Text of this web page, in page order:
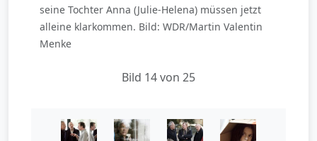
seine Tochter Anna (Julie-Helena) müssen jetzt
alleine klarkommen. Bild: WDR/Martin Valentin
Menke
Bild 14 von 25